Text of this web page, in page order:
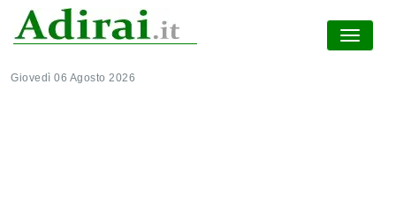
Giovedì 06 Agosto 2026